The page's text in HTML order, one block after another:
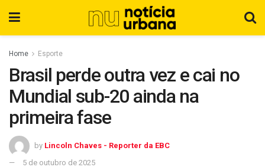
Home Esporte
Brasil perde outra vez e cai no
Mundial sub-20 ainda na
primeira fase
by Lincoln Chaves - Reporter da EBC
5 de outubro de 2025